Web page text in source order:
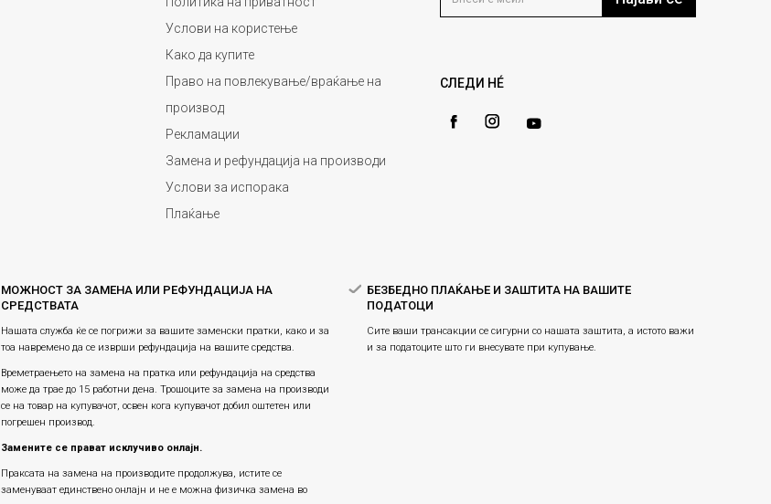
Услови на користење
Како да купите
Право на повлекување/враќање на
производ
Рекламации
Замена и рефундација на производи
Услови за испорака
Плаќање
СЛЕДИ НÉ
МОЖНОСТ ЗА ЗАМЕНА ИЛИ РЕФУНДАЦИЈА НА
СРЕДСТВАТА
Нашата служба ќе се погрижи за вашите заменски пратки, како и за
тоа навремено да се изврши рефундација на вашите средства.
Времетраењето на замена на пратка или рефундацијa на средства
може да трае до 15 работни дена. Трошоците за замена на производи
се на товар на купувачот, освен кога купувачот добил оштетен или
погрешен производ.
Замените се прават исклучиво онлајн.
Праксата на замена на производите продолжува, истите се
заменуваат единствено онлајн и не е можна физичка замена во
БЕЗБЕДНО ПЛАЌАЊЕ И ЗАШТИТА НА ВАШИТЕ
ПОДАТОЦИ
Сите ваши трансакции се сигурни со нашата заштита, а истото важи
и за податоците што ги внесувате при купување.